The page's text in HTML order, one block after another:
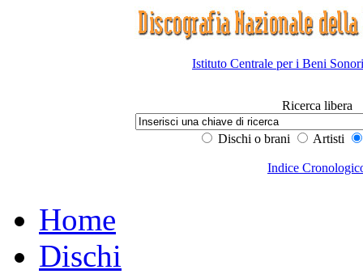
Istituto Centrale per i Beni
Ricerca libera
Dischi o brani Artisti
Indice
Home
Dischi